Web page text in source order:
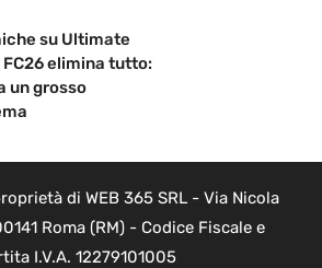
su Ultimate
FC26 elimina tutto:
un grosso
di WEB 365 SRL - Via Nicola
Roma (RM) - Codice Fiscale e
I.V.A. 12279101005